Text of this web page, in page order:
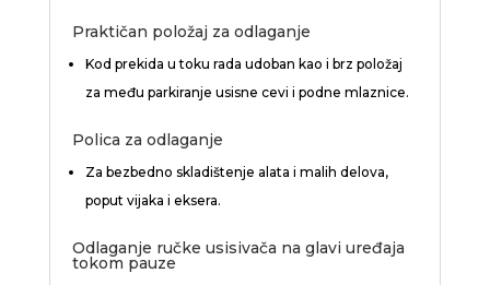
Praktičan položaj za odlaganje
Kod prekida u toku rada udoban kao i brz položaj
za među parkiranje usisne cevi i podne mlaznice.
Polica za odlaganje
Za bezbedno skladištenje alata i malih delova,
poput vijaka i eksera.
Odlaganje ručke usisivača na glavi uređaja
tokom pauze